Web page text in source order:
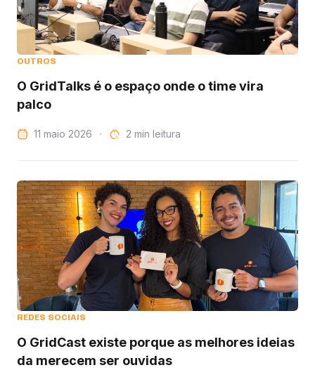
OUTROS
O GridTalks é o espaço onde o time vira
palco
11 maio 2026 leitura
REDES SOCIAIS
O GridCast existe porque as melhores ideias
da merecem ser ouvidas